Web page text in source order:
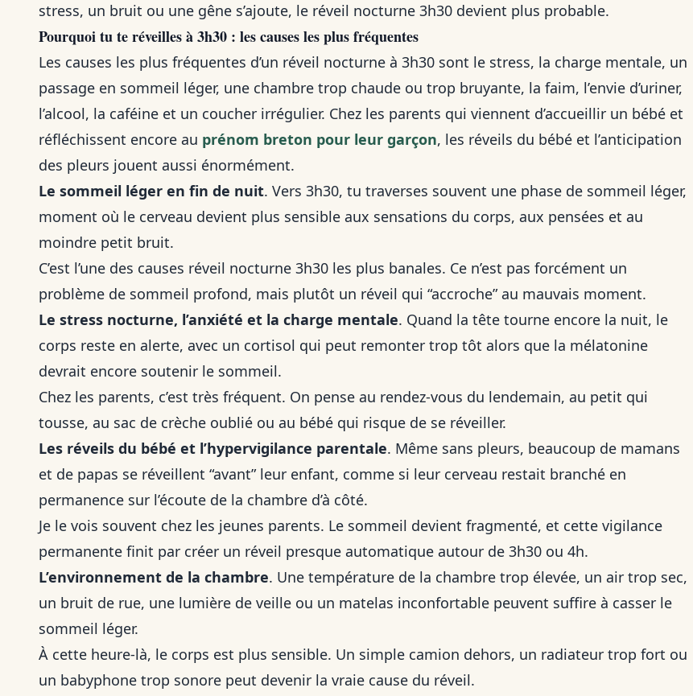
stress, un bruit ou une gêne s’ajoute, le réveil nocturne 3h30 devient plus probable.
Pourquoi tu te réveilles à 3h30 : les causes les plus fréquentes
Les causes les plus fréquentes d’un réveil nocturne à 3h30 sont le stress, la charge mentale, un
passage en sommeil léger, une chambre trop chaude ou trop bruyante, la faim, l’envie d’uriner,
l’alcool, la caféine et un coucher irrégulier. Chez les parents qui viennent d’accueillir un bébé et
réfléchissent encore au prénom breton pour leur garçon, les réveils du bébé et l’anticipation
des pleurs jouent aussi énormément.
Le sommeil léger en fin de nuit. Vers 3h30, tu traverses souvent une phase de sommeil léger,
moment où le cerveau devient plus sensible aux sensations du corps, aux pensées et au
moindre petit bruit.
C’est l’une des causes réveil nocturne 3h30 les plus banales. Ce n’est pas forcément un
problème de sommeil profond, mais plutôt un réveil qui “accroche” au mauvais moment.
Le stress nocturne, l’anxiété et la charge mentale. Quand la tête tourne encore la nuit, le
corps reste en alerte, avec un cortisol qui peut remonter trop tôt alors que la mélatonine
devrait encore soutenir le sommeil.
Chez les parents, c’est très fréquent. On pense au rendez-vous du lendemain, au petit qui
tousse, au sac de crèche oublié ou au bébé qui risque de se réveiller.
Les réveils du bébé et l’hypervigilance parentale. Même sans pleurs, beaucoup de mamans
et de papas se réveillent “avant” leur enfant, comme si leur cerveau restait branché en
permanence sur l’écoute de la chambre d’à côté.
Je le vois souvent chez les jeunes parents. Le sommeil devient fragmenté, et cette vigilance
permanente finit par créer un réveil presque automatique autour de 3h30 ou 4h.
L’environnement de la chambre. Une température de la chambre trop élevée, un air trop sec,
un bruit de rue, une lumière de veille ou un matelas inconfortable peuvent suffire à casser le
sommeil léger.
À cette heure-là, le corps est plus sensible. Un simple camion dehors, un radiateur trop fort ou
un babyphone trop sonore peut devenir la vraie cause du réveil.